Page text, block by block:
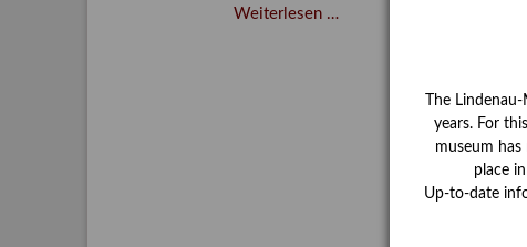
Weiterlesen …Verschenkt,
Kunstdetektivinnen
The
years. For
museum has
place
Up-to-date